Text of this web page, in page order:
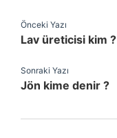
Önceki Yazı
Lav üreticisi kim ?
Sonraki Yazı
Jön kime denir ?